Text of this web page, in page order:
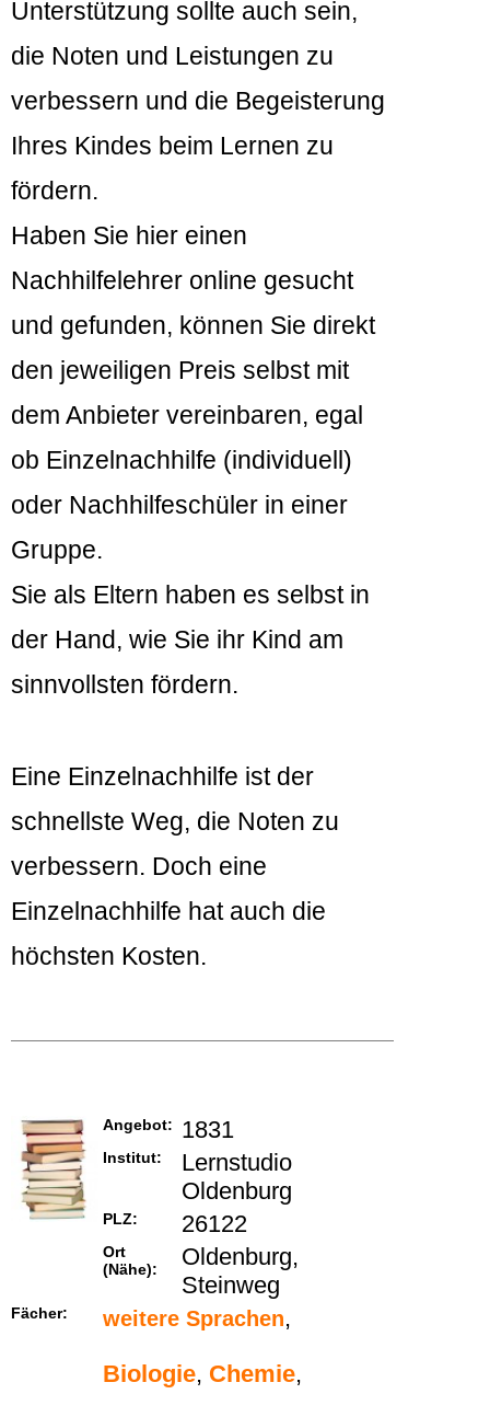
Unterstützung sollte auch sein,
die Noten und Leistungen zu
verbessern und die Begeisterung
Ihres Kindes beim Lernen zu
fördern.
Haben Sie hier einen
Nachhilfelehrer online gesucht
und gefunden, können Sie direkt
den jeweiligen Preis selbst mit
dem Anbieter vereinbaren, egal
ob Einzelnachhilfe (individuell)
oder Nachhilfeschüler in einer
Gruppe.
Sie als Eltern haben es selbst in
der Hand, wie Sie ihr Kind am
sinnvollsten fördern.
Eine Einzelnachhilfe ist der
schnellste Weg, die Noten zu
verbessern. Doch eine
Einzelnachhilfe hat auch die
höchsten Kosten.
Angebot: 1831
Institut:
Lernstudio
Oldenburg
PLZ: 26122
Ort
(Nähe):
Oldenburg,
Steinweg
Fächer: weitere Sprachen,
Biologie, Chemie,